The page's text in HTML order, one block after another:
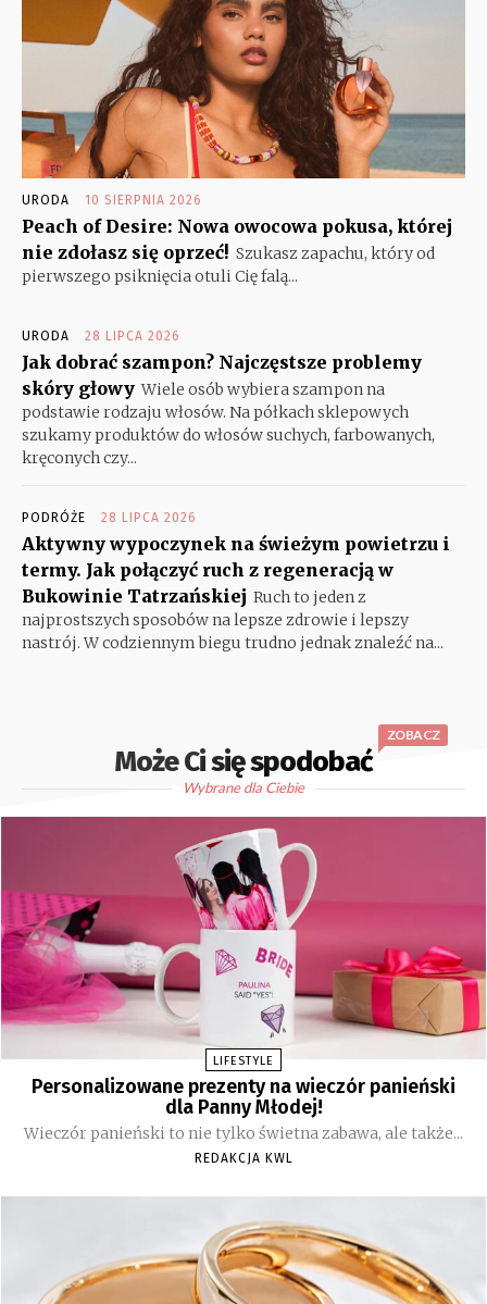
URODA 10 SIERPNIA 2026
Peach of Desire: Nowa owocowa pokusa, której
nie zdołasz się oprzeć! Szukasz zapachu, który od
pierwszego psiknięcia otuli Cię falą...
URODA 28 LIPCA 2026
Jak dobrać szampon? Najczęstsze problemy
skóry głowy Wiele osób wybiera szampon na
podstawie rodzaju włosów. Na półkach sklepowych
szukamy produktów do włosów suchych, farbowanych,
kręconych czy...
PODRÓŻE 28 LIPCA 2026
Aktywny wypoczynek na świeżym powietrzu i
termy. Jak połączyć ruch z regeneracją w
Bukowinie Tatrzańskiej Ruch to jeden z
najprostszych sposobów na lepsze zdrowie i lepszy
nastrój. W codziennym biegu trudno jednak znaleźć na...
Może Ci się spodobać
ZOBACZ
Wybrane dla Ciebie
LIFESTYLE
Personalizowane prezenty na wieczór panieński
dla Panny Młodej!
Wieczór panieński to nie tylko świetna zabawa, ale także...
REDAKCJA KWL